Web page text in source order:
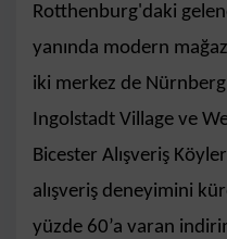
Rotthenburg'daki
yanında modern
iki merkez de
Ingolstadt Village ve
Bicester Alışveriş
alışveriş deneyimini
yüzde 60’a varan